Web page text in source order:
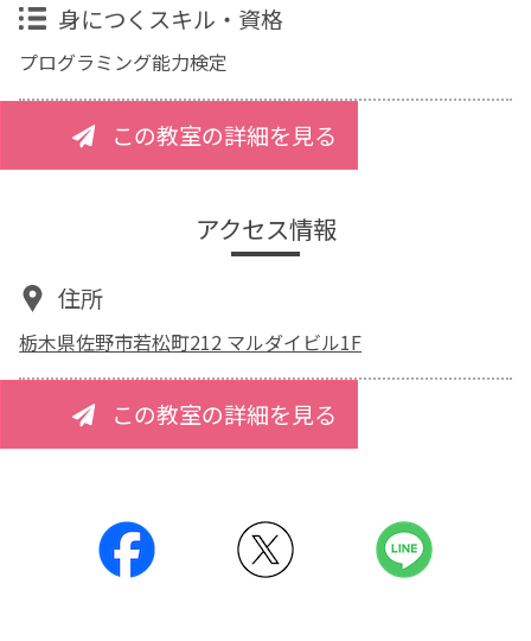
身につくスキル・資格
プログラミング能力検定
この教室の詳細を見る
アクセス情報
住所
栃木県佐野市若松町212 マルダイビル1F
この教室の詳細を見る